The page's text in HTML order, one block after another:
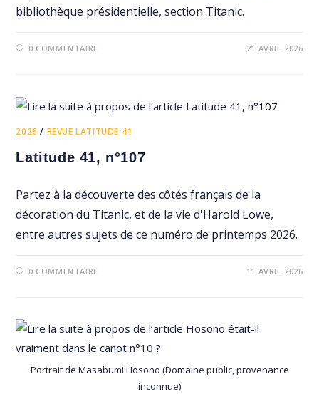
bibliothèque présidentielle, section Titanic.
0 COMMENTAIRE 21 AVRIL 2026
2026 / REVUE LATITUDE 41
Latitude 41, n°107
Partez à la découverte des côtés français de la
décoration du Titanic, et de la vie d'Harold Lowe,
entre autres sujets de ce numéro de printemps 2026.
0 COMMENTAIRE 11 AVRIL 2026
Portrait de Masabumi Hosono (Domaine public, provenance
inconnue)